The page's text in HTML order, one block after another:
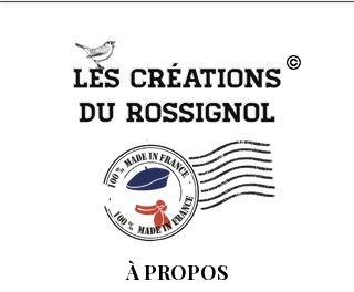
À PROPOS